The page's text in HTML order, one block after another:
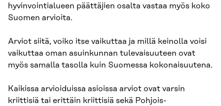
hyvinvointialueen päättäjien osalta vastaa myös koko
Suomen arvioita.
Arviot siitä, voiko itse vaikuttaa ja millä keinolla voisi
vaikuttaa oman asuinkunnan tulevaisuuteen ovat
myös samalla tasolla kuin Suomessa kokonaisuutena.
Kaikissa arvioiduissa asioissa arviot ovat varsin
kriittisiä tai erittäin kriittisiä sekä Pohjois-